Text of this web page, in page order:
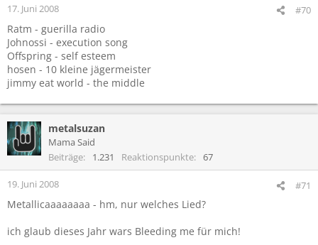
17. Juni 2008 #70
Ratm - guerilla radio
Johnossi - execution song
Offspring - self esteem
hosen - 10 kleine jägermeister
jimmy eat world - the middle
metalsuzan
Mama Said
Beiträge
1.231 Reaktionspunkte 67
19. Juni 2008 #71
Metallicaaaaaaaa - hm, nur welches Lied?
ich glaub dieses Jahr wars Bleeding me für mich!